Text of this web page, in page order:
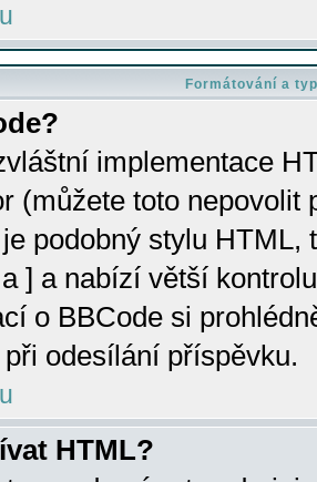
Formátování a
implementace
(můžete toto
podobný stylu HTML,
] a nabízí větší
o BBCode si
odesílání příspěvku.
HTML?